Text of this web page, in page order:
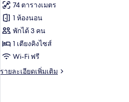
74 ตารางเมตร
1 ห้องนอน
พักได้ 3 คน
1 เตียงคิงไซส์
Wi-Fi ฟรี
รายละเอียดเพิ่มเติม
ราย